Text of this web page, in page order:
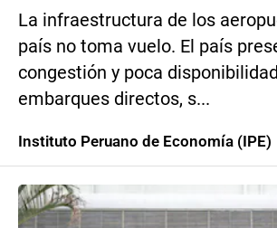
La infraestructura de los
país no toma vuelo. El país
congestión y poca
embarques directos, s...
Instituto Peruano de Economía (IPE)